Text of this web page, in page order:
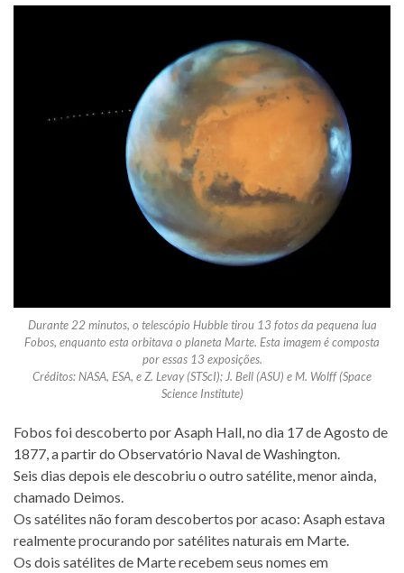
Durante 22 minutos, o telescópio Hubble tirou 13 fotos da pequena lua
Fobos, enquanto esta orbitava o planeta Marte. Esta imagem é composta
por essas 13 exposições.
Créditos: NASA, ESA, e Z. Levay (STScI); J. Bell (ASU) e M. Wolff (Space
Science Institute)
Fobos foi descoberto por Asaph Hall, no dia 17 de Agosto de
1877, a partir do Observatório Naval de Washington.
Seis dias depois ele descobriu o outro satélite, menor ainda,
chamado Deimos.
Os satélites não foram descobertos por acaso: Asaph estava
realmente procurando por satélites naturais em Marte.
Os dois satélites de Marte recebem seus nomes em